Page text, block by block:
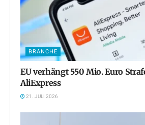
BRANCHE
EU verhängt 550 Mio. Euro
AliExpress
21. JULI 2026